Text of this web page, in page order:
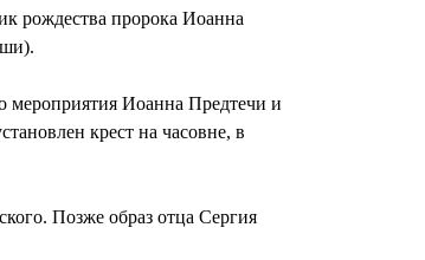
рождества пророка Иоанна
мероприятия Иоанна Предтечи и
крест на часовне, в
Позже образ отца Сергия